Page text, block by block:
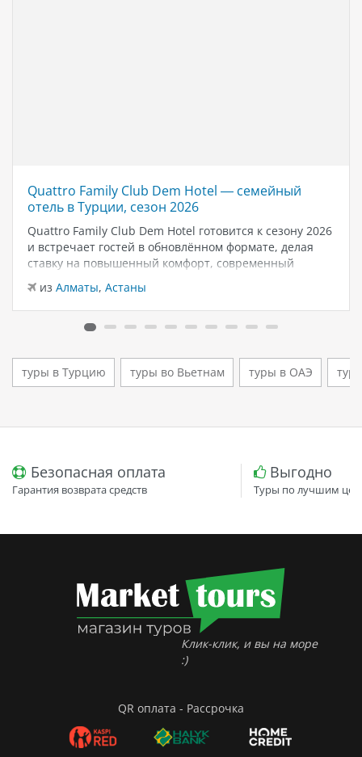
Quattro Family Club Dem Hotel — семейный
отель в Турции, сезон 2026
Quattro Family Club Dem Hotel готовится к сезону 2026
и встречает гостей в обновлённом формате, делая
ставку на повышенный комфорт, современный
дизайн и атмосферу спокойного семейного отдыха у
моря. Отель остаётся популярным выбором для тех,
кто ищет семейный отель в…
из Алматы, Астаны
туры в Турцию туры во Вьетнам туры в ОАЭ
Безопасная оплата
Гарантия возврата средств
Выгодно
Туры по лучшим
Клик-клик, и вы на море
:)
QR оплата - Рассрочка